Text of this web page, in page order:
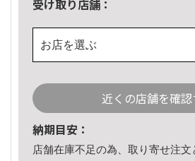
受け取り店舗：
お店を選ぶ
近くの店舗を確認
納期目安：
店舗在庫不足の為、取り寄せ注文